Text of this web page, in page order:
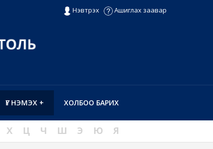
Нэвтрэх Ашиглах заавар
ХОЛБОО БАРИХ
ҮГ НЭМЭХ +
Х Ц Ч Ш Э Ю Я